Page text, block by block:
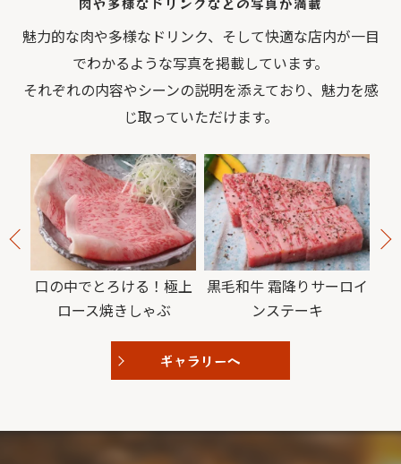
魅力的な肉や多様なドリンク、そして快適な店内が一目
でわかるような写真を掲載しています。
それぞれの内容やシーンの説明を添えており、魅力を感
じ取っていただけます。
黒毛和牛 霜降りサーロイ
ンステーキ
こだわり厳選肉を贅沢
に！各種コースご用意◎
ギャラリーへ